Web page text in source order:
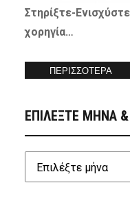
Στηρίξτε-Ενισχύστε
χορηγία…
ΠΕΡΙΣΣΟΤΕΡΑ
ΕΠΙΛΕΞΤΕ ΜΗΝΑ